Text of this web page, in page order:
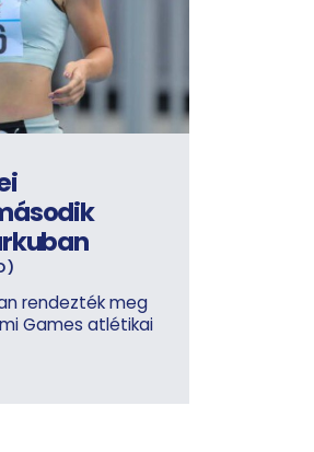
rendezték meg
Games atlétikai